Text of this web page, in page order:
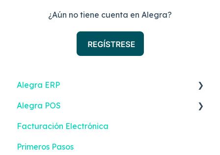
¿Aún no tiene cuenta en Alegra?
Alegra ERP
Ingresos
Reportes
Gastos
Alegra POS
Ingresos
Contactos
Facturación Electrónica
Primeros Pasos